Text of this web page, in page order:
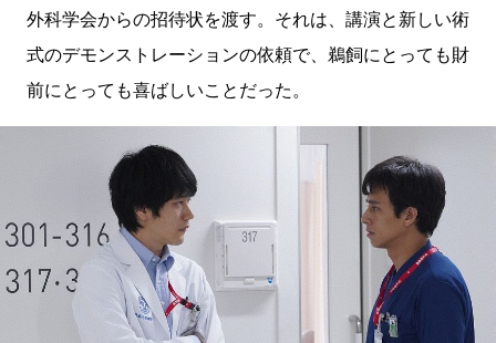
外科学会からの招待状を渡す。それは、講演と新しい術
式のデモンストレーションの依頼で、鵜飼にとっても財
前にとっても喜ばしいことだった。